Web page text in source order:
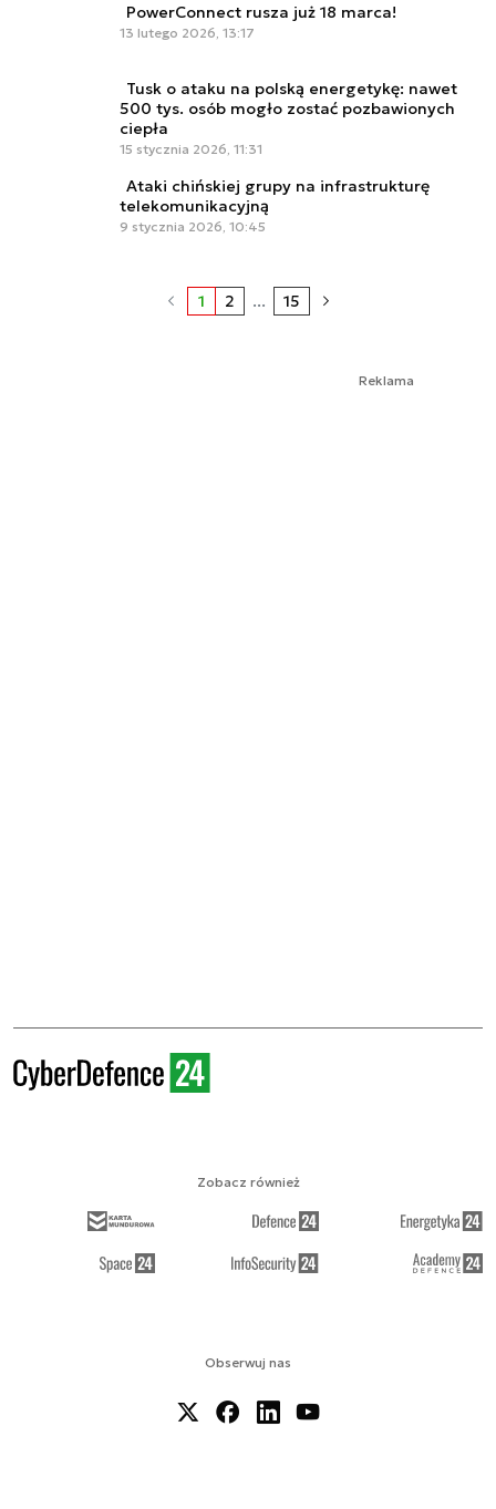
PowerConnect rusza już 18 marca!
13 lutego 2026, 13:17
Tusk o ataku na polską energetykę: nawet
500 tys. osób mogło zostać pozbawionych
ciepła
15 stycznia 2026, 11:31
Ataki chińskiej grupy na infrastrukturę
telekomunikacyjną
9 stycznia 2026, 10:45
1 2 ... 15
Reklama
Obserwuj nas
Zobacz również